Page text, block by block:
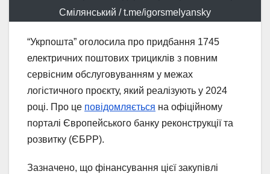
Смілянський / t.me/igorsmelyansky
“Укрпошта” оголосила про придбання 1745
електричних поштових трициклів з повним
сервісним обслуговуванням у межах
логістичного проєкту, який реалізують у 2024
році. Про це повідомляється на офіційному
порталі Європейського банку реконструкції та
розвитку (ЄБРР).
Зазначено, що фінансування цієї закупівлі